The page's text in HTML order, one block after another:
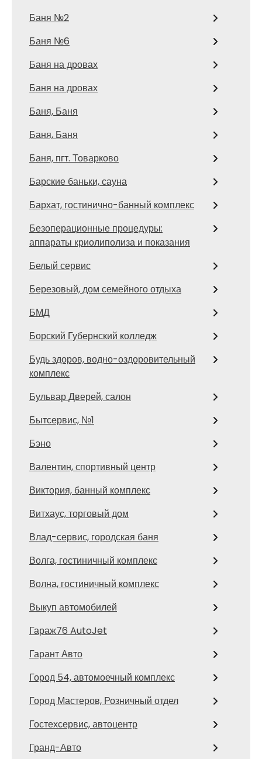
Баня №2
Баня №6
Баня на дровах
Баня на дровах
Баня, Баня
Баня, Баня
Баня, пгт. Товарково
Барские баньки, сауна
Бархат, гостинично-банный комплекс
Безоперационные процедуры:
аппараты криолиполиза и показания
Белый сервис
Березовый, дом семейного отдыха
БМД
Борский Губернский колледж
Будь здоров, водно-оздоровительный
комплекс
Бульвар Дверей, салон
Бытсервис, №1
Бэно
Валентин, спортивный центр
Виктория, банный комплекс
Витхаус, торговый дом
Влад-сервис, городская баня
Волга, гостиничный комплекс
Волна, гостиничный комплекс
Выкуп автомобилей
Гараж76 AutoJet
Гарант Авто
Город 54, автомоечный комплекс
Город Мастеров, Розничный отдел
Гостехсервис, автоцентр
Гранд-Авто